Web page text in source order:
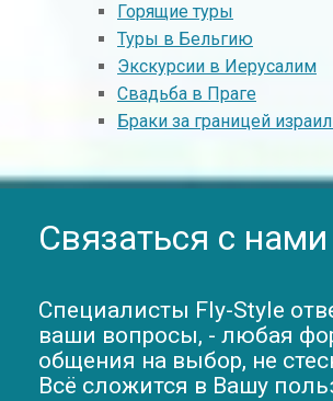
Горящие туры
Туры в Бельгию
Экскурсии в Иерусалим
Свадьба в Праге
Браки за границей
Связаться с нами
Специалисты Fly-Style
ваши вопросы, - любая
общения на выбор, не
Всё сложится в Вашу